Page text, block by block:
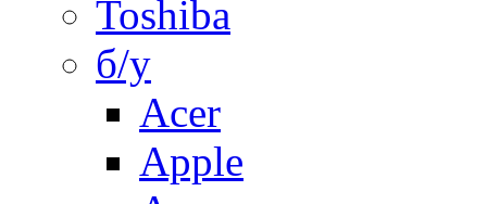
Toshiba
б/у
Acer
Apple